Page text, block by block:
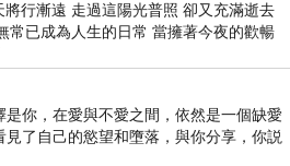
訊息簡述:
將行漸遠 走過這陽光普照 卻又充滿逝去
常已成為人生的日常 當擁著今夜的歡暢
驟成昨日 而明晨 太陽
你，在愛與不愛之間，依然是一個缺愛
了自己的慾望和墮落，與你分享，你説